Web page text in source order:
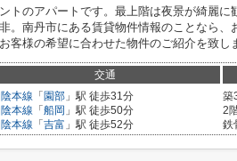
トのアパートです。最上階は夜景が綺麗
。南丹市にある賃貸物件情報のことなら
客様の希望に合わせた物件のご紹介を致し
交通
本線 「 園部 」駅 徒歩31分
本線 「 船岡 」駅 徒歩50分
本線 「 吉富 」駅 徒歩52分
築
2
鉄